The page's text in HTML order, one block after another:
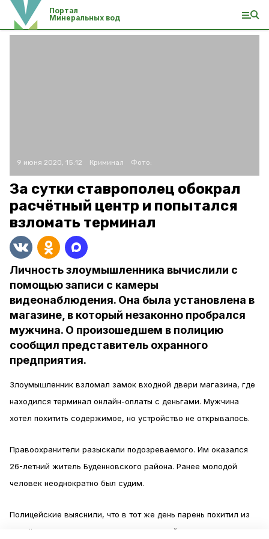
Портал
Минеральных вод
9 июня 2020, 15:12 Криминал Фото:
За сутки ставрополец обокрал
расчётный центр и попытался
взломать терминал
Личность злоумышленника вычислили с
помощью записи с камеры
видеонаблюдения. Она была установлена в
магазине, в который незаконно пробрался
мужчина. О произошедшем в полицию
сообщил представитель охранного
предприятия.
Злоумышленник взломал замок входной двери магазина, где
находился терминал онлайн-оплаты с деньгами. Мужчина
хотел похитить содержимое, но устройство не открывалось.
Правоохранители разыскали подозреваемого. Им оказался
26-летний житель Будённовского района. Ранее молодой
человек неоднократно был судим.
Полицейские выяснили, что в тот же день парень похитил из
расчётного центра деньги, металлический ящик и камеру